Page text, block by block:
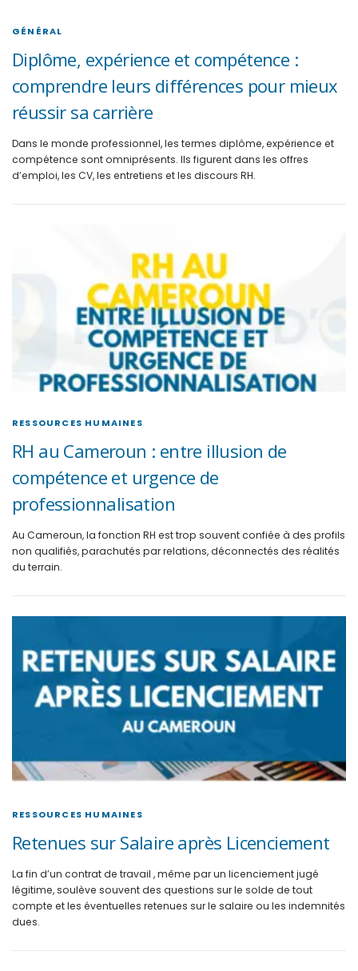
GÉNÉRAL
Diplôme, expérience et compétence :
comprendre leurs différences pour mieux
réussir sa carrière
Dans le monde professionnel, les termes diplôme, expérience et
compétence sont omniprésents. Ils figurent dans les offres
d’emploi, les CV, les entretiens et les discours RH.
RESSOURCES HUMAINES
RH au Cameroun : entre illusion de
compétence et urgence de
professionnalisation
Au Cameroun, la fonction RH est trop souvent confiée à des profils
non qualifiés, parachutés par relations, déconnectés des réalités
du terrain.
RESSOURCES HUMAINES
Retenues sur Salaire après Licenciement
La fin d’un contrat de travail , même par un licenciement jugé
légitime, soulève souvent des questions sur le solde de tout
compte et les éventuelles retenues sur le salaire ou les indemnités
dues.